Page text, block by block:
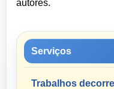
autores.
Serviços
Trabalhos